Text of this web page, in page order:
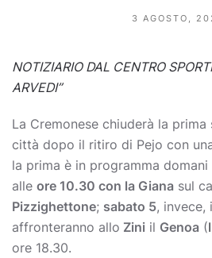
3 AGOSTO,
NOTIZIARIO DAL CENTRO
ARVEDI”
La Cremonese chiuderà la
città dopo il ritiro di Pejo con
la prima è in programma domani
alle ore 10.30 con la Giana sul
Pizzighettone; sabato 5, invece,
affronteranno allo Zini il Genoa (
ore 18.30.